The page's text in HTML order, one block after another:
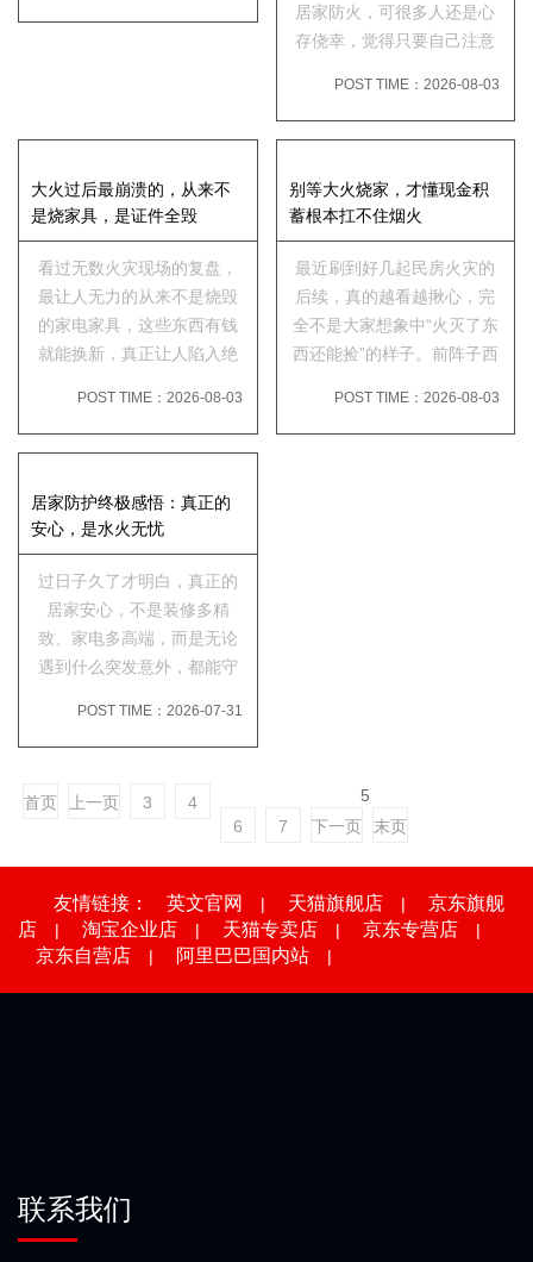
火保险箱从来不是用来炫富
居家防火，可很多人还是心
存侥幸，觉得只要自己注意
例就会发现，绝大多数家庭
是不起眼的日常小隐患，悄
然酿...
POST TIME：2026-08-03
大火过后最崩溃的，从来不
是烧家具，是证件全毁
看过无数火灾现场的复盘，
最让人无力的从来不是烧毁
的家电家具，这些东西有钱
就能换新，真正让人陷入绝
旦烧毁，生活直接陷入停
火灾频发，很多受灾家庭灾
后第一...
POST TIME：2026-08-03
别等大火烧家，才懂现金积
蓄根本扛不住烟火
最近刷到好几起民房火灾的
后续，真的越看越揪心，完
全不是大家想象中“火灭了东
西还能捡”的样子。前阵子西
多万现金全部被大火烤得碳
POST TIME：2026-08-03
居家防护终极感悟：真正的
安心，是水火无忧
过日子久了才明白，真正的
居家安心，不是装修多精
致、家电多高端，而是无论
遇到什么突发意外，都能守
盗，高频频发的火灾、水
大隐患。
POST TIME：2026-07-31
首页 上一页 3 4
5
6
7 下一页 末页
友情链接： 英文官网 | 天猫旗舰店 |
京东旗舰
店
| 淘宝企业店 | 天猫专卖店 | 京东专营店 |
京东自营店 | 阿里巴巴国内站 |
联系我们